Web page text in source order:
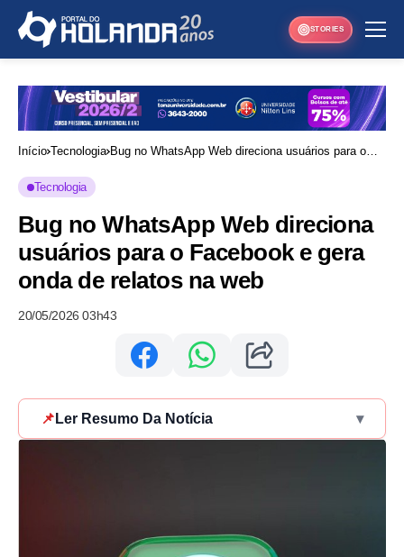
STORIES
Início Tecnologia Bug no WhatsApp Web direciona usuários para o
Tecnologia
Bug no WhatsApp Web direciona
usuários para o Facebook e gera
onda de relatos na web
20/05/2026 03h43
📌 Ler Resumo Da Notícia ▾